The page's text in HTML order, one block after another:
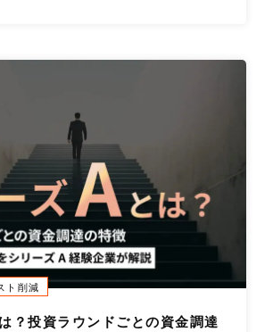
？投資ラウンドごとの資金調達
ト削減